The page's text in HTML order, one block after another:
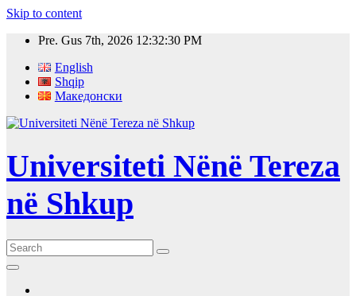
Skip to content
Pre. Gus 7th, 2026 12:32:31 PM
English
Shqip
Македонски
Universiteti Nënë Tereza
në Shkup